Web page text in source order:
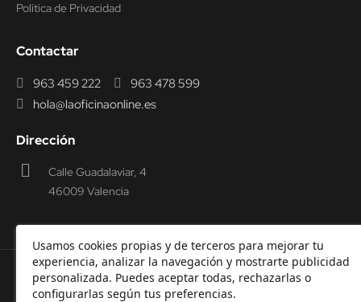
Usamos cookies propias y de terceros para mejorar tu
experiencia, analizar la navegación y mostrarte publicidad
personalizada. Puedes aceptar todas, rechazarlas o
configurarlas según tus preferencias.
Política de Privacidad
Contactar
963 459 222
963 478 599
hola@laoficinaonline.es
Dirección
Calle Guadalaviar, 4
46009 Valencia
© 2000-2026 Laoficinaonline.SIDEOFFICE, S.L. CIF